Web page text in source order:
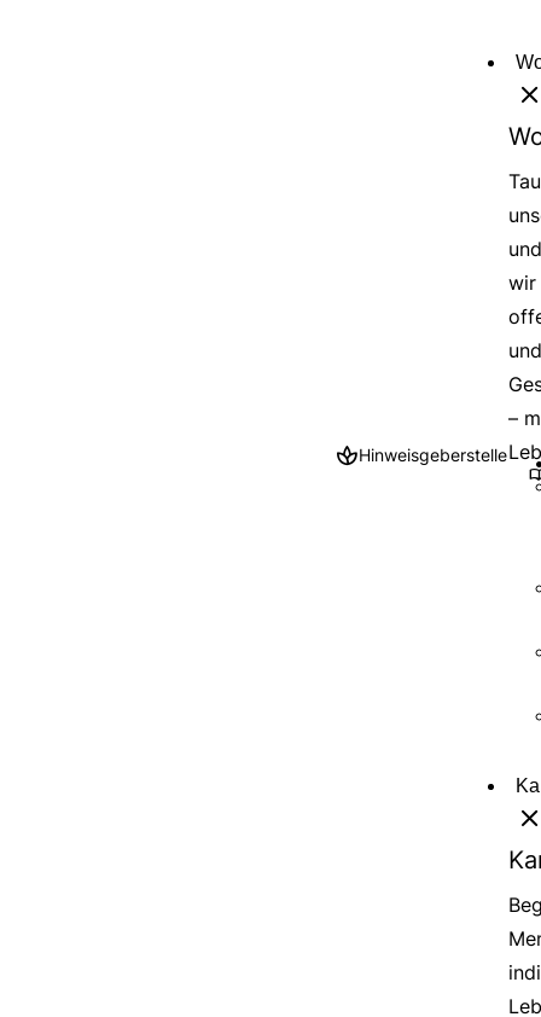
wir
–
Hinweisgeberstelle